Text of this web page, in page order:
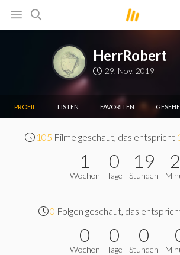
HerrRobert
29. Nov. 2019
PROFIL LISTEN FAVORITEN
105 Filme geschaut, das entspricht
1
Wochen
0
Tage
19
Stunden
0 Folgen geschaut, das
0
Wochen
0
Tage
0
Stunden